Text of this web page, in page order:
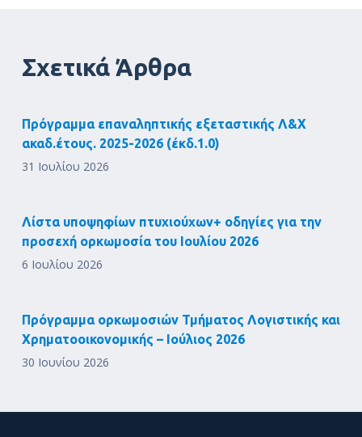
Σχετικά Άρθρα
Πρόγραμμα επαναληπτικής εξεταστικής Λ&Χ
ακαδ.έτους. 2025-2026 (έκδ.1.0)
31 Ιουλίου 2026
Λίστα υποψηφίων πτυχιούχων+ οδηγίες για την
προσεχή ορκωμοσία του Ιουλίου 2026
6 Ιουλίου 2026
Πρόγραμμα ορκωμοσιών Τμήματος Λογιστικής και
Χρηματοοικονομικής – Ιούλιος 2026
30 Ιουνίου 2026